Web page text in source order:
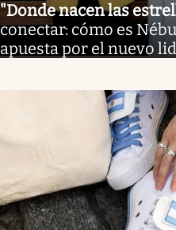
"Donde nacen las
conectar: cómo es
apuesta por el nuevo